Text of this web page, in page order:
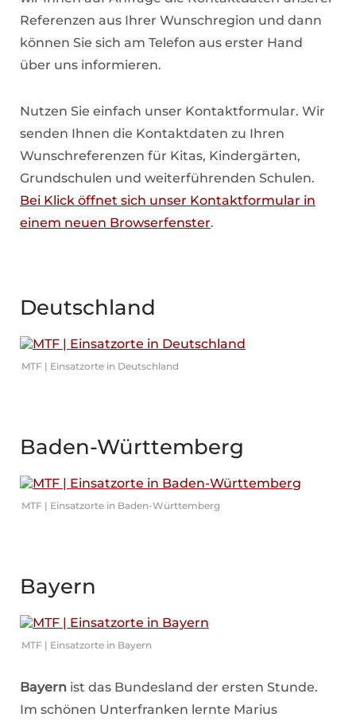
Referenzen aus Ihrer Wunschregion und dann
können Sie sich am Telefon aus erster Hand
über uns informieren.
Nutzen Sie einfach unser Kontaktformular. Wir
senden Ihnen die Kontaktdaten zu Ihren
Wunschreferenzen für Kitas, Kindergärten,
Grundschulen und weiterführenden Schulen.
Bei Klick öffnet sich unser Kontaktformular in
einem neuen Browserfenster.
Deutschland
MTF | Einsatzorte in Deutschland
Baden-Württemberg
MTF | Einsatzorte in Baden-Württemberg
Bayern
MTF | Einsatzorte in Bayern
Bayern ist das Bundesland der ersten Stunde.
Im schönen Unterfranken lernte Marius